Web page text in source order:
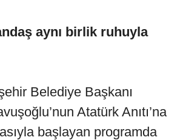
aynı birlik ruhuyla
Belediye Başkanı
Atatürk Anıtı’na
başlayan programda